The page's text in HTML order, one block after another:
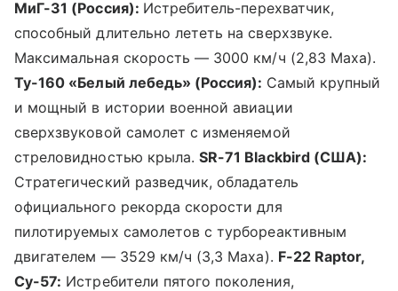
МиГ-31 (Россия): Истребитель-перехватчик,
способный длительно лететь на сверхзвуке.
Максимальная скорость — 3000 км/ч (2,83 Маха).
Ту-160 «Белый лебедь» (Россия): Самый крупный
и мощный в истории военной авиации
сверхзвуковой самолет с изменяемой
стреловидностью крыла.SR-71 Blackbird (США):
Стратегический разведчик, обладатель
официального рекорда скорости для
пилотируемых самолетов с турбореактивным
двигателем — 3529 км/ч (3,3 Маха). F-22 Raptor,
Су-57: Истребители пятого поколения,